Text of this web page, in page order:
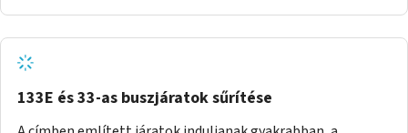
nem hosszabbítaná meg sokkal, a 4-6 vonalán lakóknak
viszont a Kálvin tér-Corvin negyed utat megspórolva 10-15
perccel rövidítheti az utazási idejét.
133E és 33-as buszjáratok sűrítése